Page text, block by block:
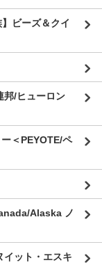
ビーズ＆クイ
/ヒューロン
＜PEYOTE/ペ
Alaska ノ
ット・エスキ